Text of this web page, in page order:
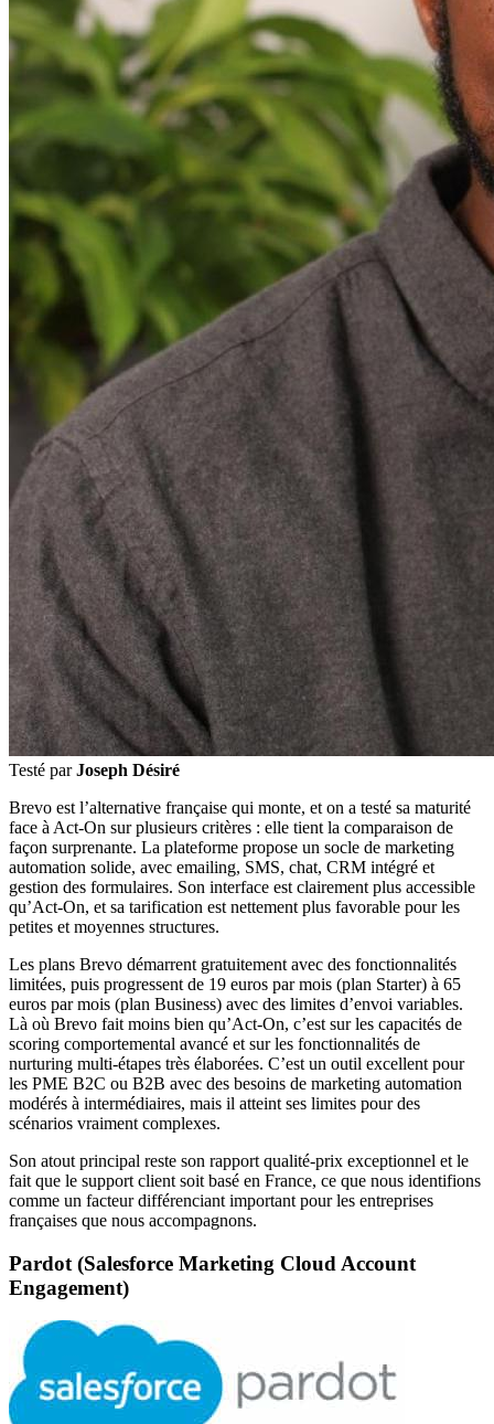
Testé parJoseph Désiré
Brevo est l’alternative française qui monte, et on a testé sa maturité
face à Act-On sur plusieurs critères : elle tient la comparaison de
façon surprenante. La plateforme propose un socle de marketing
automation solide, avec emailing, SMS, chat, CRM intégré et
gestion des formulaires. Son interface est clairement plus accessible
qu’Act-On, et sa tarification est nettement plus favorable pour les
petites et moyennes structures.
Les plans Brevo démarrent gratuitement avec des fonctionnalités
limitées, puis progressent de 19 euros par mois (plan Starter) à 65
euros par mois (plan Business) avec des limites d’envoi variables.
Là où Brevo fait moins bien qu’Act-On, c’est sur les capacités de
scoring comportemental avancé et sur les fonctionnalités de
nurturing multi-étapes très élaborées. C’est un outil excellent pour
les PME B2C ou B2B avec des besoins de marketing automation
modérés à intermédiaires, mais il atteint ses limites pour des
scénarios vraiment complexes.
Son atout principal reste son rapport qualité-prix exceptionnel et le
fait que le support client soit basé en France, ce que nous identifions
comme un facteur différenciant important pour les entreprises
françaises que nous accompagnons.
Pardot (Salesforce Marketing Cloud Account
Engagement)